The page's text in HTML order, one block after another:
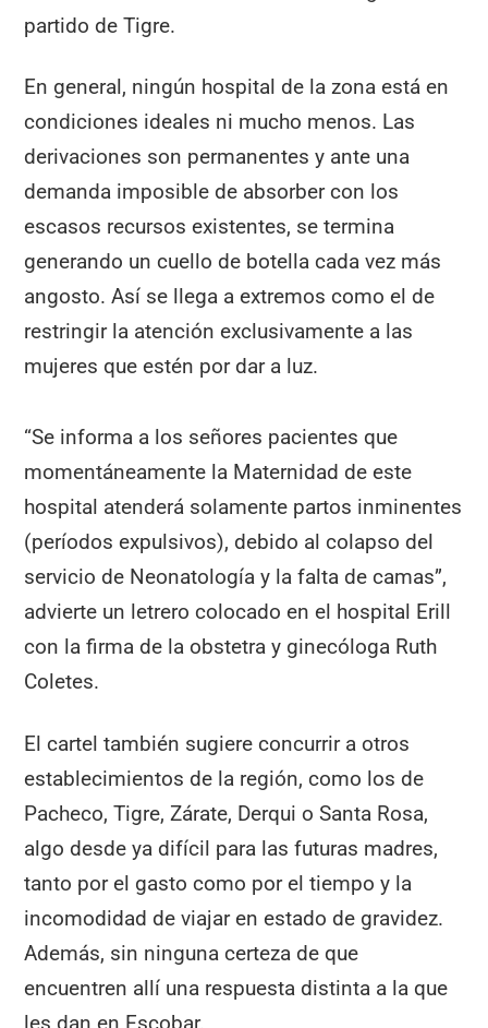
partido de Tigre.
En general, ningún hospital de la zona está en
condiciones ideales ni mucho menos. Las
derivaciones son permanentes y ante una
demanda imposible de absorber con los
escasos recursos existentes, se termina
generando un cuello de botella cada vez más
angosto. Así se llega a extremos como el de
restringir la atención exclusivamente a las
mujeres que estén por dar a luz.
“Se informa a los señores pacientes que
momentáneamente la Maternidad de este
hospital atenderá solamente partos inminentes
(períodos expulsivos), debido al colapso del
servicio de Neonatología y la falta de camas”,
advierte un letrero colocado en el hospital Erill
con la firma de la obstetra y ginecóloga Ruth
Coletes.
El cartel también sugiere concurrir a otros
establecimientos de la región, como los de
Pacheco, Tigre, Zárate, Derqui o Santa Rosa,
algo desde ya difícil para las futuras madres,
tanto por el gasto como por el tiempo y la
incomodidad de viajar en estado de gravidez.
Además, sin ninguna certeza de que
encuentren allí una respuesta distinta a la que
les dan en Escobar.